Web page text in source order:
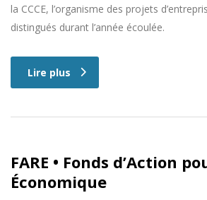
la CCCE, l’organisme des projets
distingués durant l’année écoulée.
Lire plus
FARE • Fonds d’Action
Économique